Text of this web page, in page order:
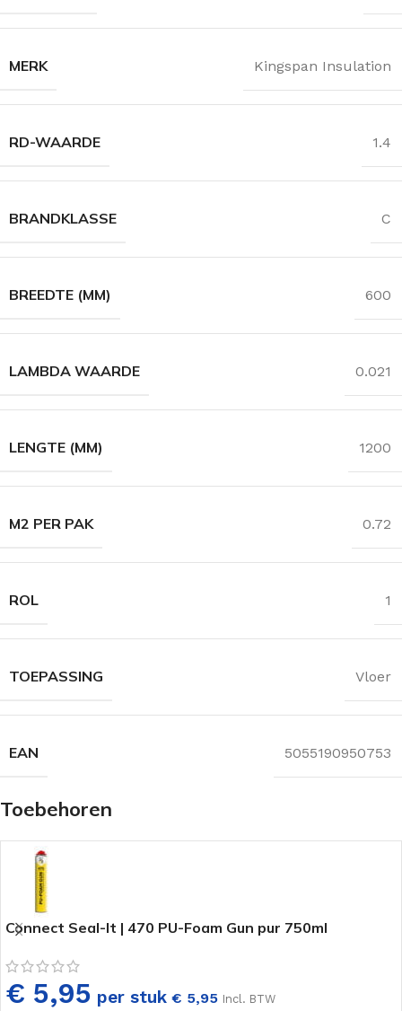
MERK Kingspan Insulation
RD-WAARDE 1.4
BRANDKLASSE C
BREEDTE (MM) 600
LAMBDA WAARDE 0.021
LENGTE (MM) 1200
M2 PER PAK 0.72
ROL 1
TOEPASSING Vloer
EAN 5055190950753
Toebehoren
Connect Seal-It | 470 PU-Foam Gun pur 750ml
€ 5,95 per stuk € 5,95 Incl. BTW